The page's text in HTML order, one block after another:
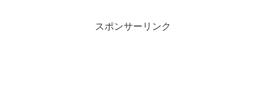
スポンサーリンク